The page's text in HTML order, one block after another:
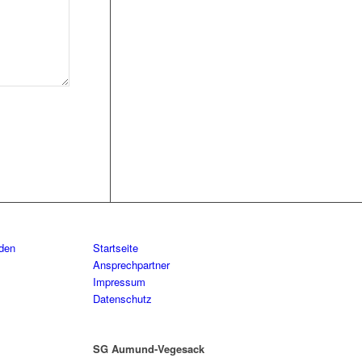
Startseite
Ansprechpartner
Impressum
Datenschutz
SG Aumund-Vegesack